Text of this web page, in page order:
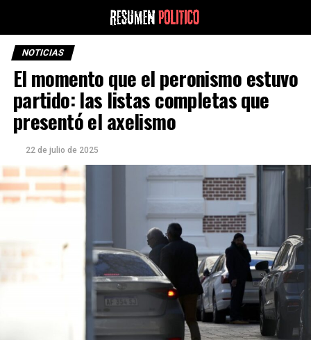
NOTICIAS
El momento que el peronismo estuvo
partido: las listas completas que
presentó el axelismo
22 de julio de 2025